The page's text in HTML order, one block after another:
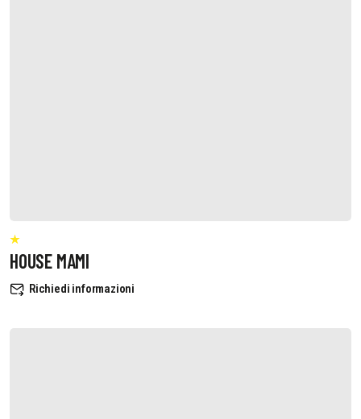
HOUSE MAMI
Richiedi informazioni